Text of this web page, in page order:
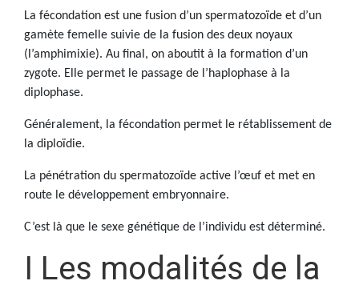
La fécondation est une fusion d’un spermatozoïde et d’un
gamète femelle suivie de la fusion des deux noyaux
(l’amphimixie). Au final, on aboutit à la formation d’un
zygote. Elle permet le passage de l’haplophase à la
diplophase.
Généralement, la fécondation permet le rétablissement de
la diploïdie.
La pénétration du spermatozoïde active l’œuf et met en
route le développement embryonnaire.
C’est là que le sexe génétique de l’individu est déterminé.
I Les modalités de la